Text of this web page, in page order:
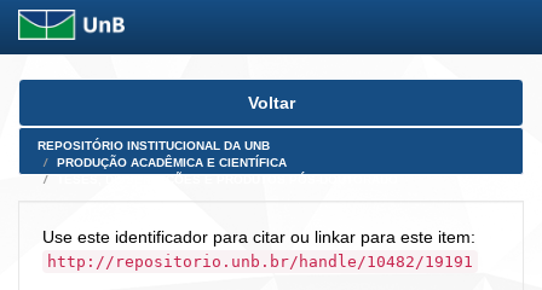
Skip
Voltar
REPOSITÓRIO INSTITUCIONAL DA UNB
PRODUÇÃO ACADÊMICA E CIENTÍFICA
Use este identificador para citar ou linkar para este item:
http://repositorio.unb.br/handle/10482/19191